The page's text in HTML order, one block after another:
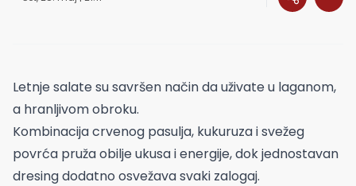
Letnje salate su savršen način da uživate u laganom,
a hranljivom obroku.
Kombinacija crvenog pasulja, kukuruza i svežeg
povrća pruža obilje ukusa i energije, dok jednostavan
dresing dodatno osvežava svaki zalogaj.